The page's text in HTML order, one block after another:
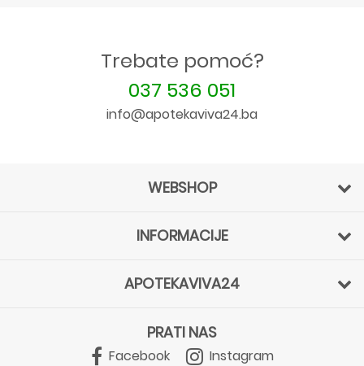
Trebate pomoć?
037 536 051
info@apotekaviva24.ba
WEBSHOP
INFORMACIJE
APOTEKAVIVA24
PRATI NAS
Facebook Instagram